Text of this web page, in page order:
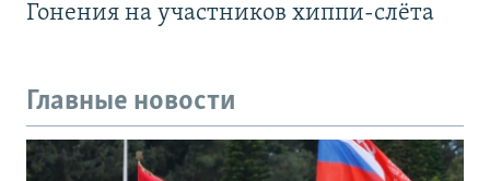
Гонения на участников хиппи-слёта
Главные новости